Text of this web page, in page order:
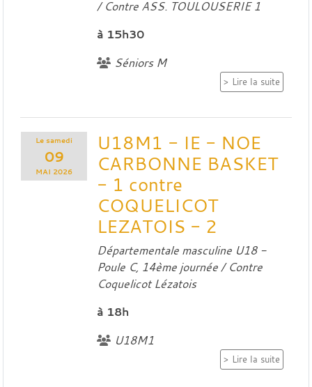
/ Contre ASS. TOULOUSERIE 1
à 15h30
Séniors M
Lire la suite
Lesamedi
09
MAI 2026
U18M1 - IE - NOE
CARBONNE BASKET
- 1 contre
COQUELICOT
LEZATOIS - 2
Départementale masculine U18 -
Poule C, 14ème journée / Contre
Coquelicot Lézatois
à 18h
U18M1
Lire la suite